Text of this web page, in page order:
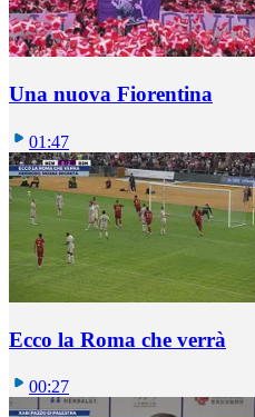
Una nuova Fiorentina
01:47
Ecco la Roma che verrà
00:27